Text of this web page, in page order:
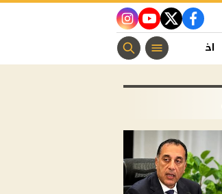
facebook
twitter
youtube
instagram
اخبار الفن منوعات مسيحية